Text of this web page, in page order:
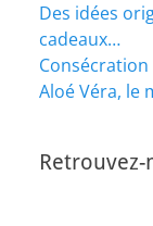
Des idées
cadeaux…
Aloé Véra, le